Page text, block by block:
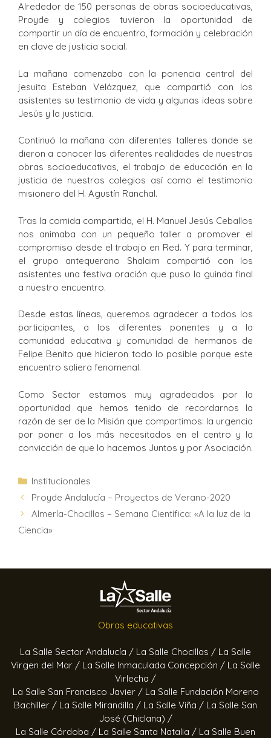
Alrededor de 150 personas de obras socioeducativas,
Proyde y colegios tuvieron la oportunidad de
compartir un día de encuentro, formación y celebración
en clave de justicia social.
La mañana comenzaba con la ponencia central del
jesuita Esteban Velázquez, que compartió con los
asistentes su testimonio de vida y algunas ideas sobre
Jesús y la justicia.
Continuó la mañana con diferentes talleres donde se
dieron a conocer las diferentes realidades de nuestras
obras socioeducativas, el trabajo de educación en la
justicia de nuestros colegios así como el testimonio
misionero del H. Agustín Ranchal.
Tras la comida compartida, el H. Manuel Jesús Ceballos
nos animaba con un pequeño taller a promover el
compromiso desde el trabajo en Red. Y para terminar,
el grupo antequerano Shalaim compartió con los
asistentes una festiva oración que puso la guinda final
a nuestro encuentro.
Desde estas líneas, queremos agradecer a todos los
participantes, a los diferentes ponentes y a la
comunidad educativa y comunidad de hermanos de
Felipe Benito que hicieron todo lo posible porque este
encuentro saliera fenomenal.
Como Sector estamos muy agradecidos por la
oportunidad que hemos tenido de recordarnos la
razón de ser de la Misión que compartimos: la urgencia
por poner a los más necesitados en el centro y la
convicción de que lo hacemos Juntos y por Asociación.
Institucionales
Proyde Andalucía – Proyectos de Verano-2020
Almería-Chocillas – Semana Científica: «A la luz de la
Ciencia»
Obras educativas
La Salle Sector Andalucía / La Salle Chocillas / La Salle
Virgen del Mar / La Salle Inmaculada Concepción / La Salle
Virlecha /
La Salle San Francisco Javier / La Salle Fundación Moreno
Bachiller / La Salle Mirandilla / La Salle Viña / La Salle San
José (Chiclana) /
La Salle Córdoba / La Salle Santa Natalia / La Salle Buen